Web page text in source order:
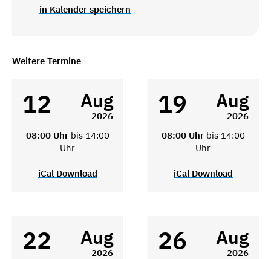
in Kalender speichern
Weitere Termine
12 Aug
2026
08:00 Uhr bis 14:00
Uhr
iCal Download
19 Aug
2026
08:00 Uhr bis 14:00
Uhr
iCal Download
22 Aug
2026
26 Aug
2026